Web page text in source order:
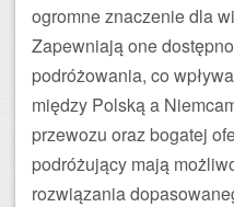
ogromne znaczenie dla
Zapewniają one
podróżowania, co
między Polską a
przewozu oraz bogatej
podróżujący mają
rozwiązania